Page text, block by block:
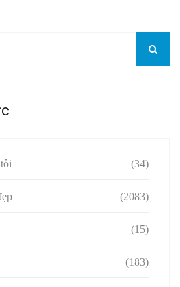
(34)
(2083)
(15)
(183)